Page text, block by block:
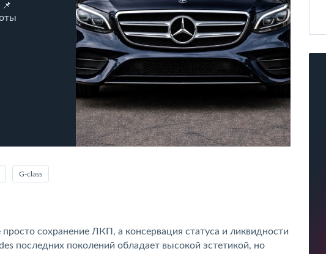
G‑class
сохранение ЛКП, а консервация статуса и ликвидности
последних поколений обладает высокой эстетикой, но